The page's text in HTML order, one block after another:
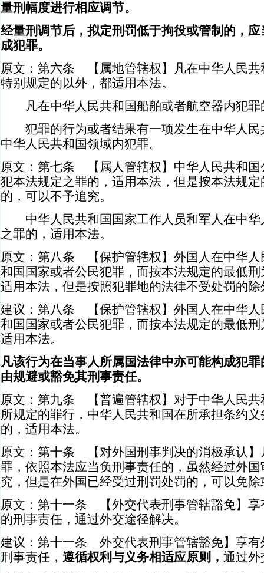
量刑幅度进行相应调节。
经量刑调节后，拟定刑罚低于拘役或管制的，
成犯罪。
原文：第六条 【属地管辖权】凡在中华人民共
特别规定的以外，都适用本法。
凡在中华人民共和国船舶或者航空器内犯罪
犯罪的行为或者结果有一项发生在中华人民
中华人民共和国领域内犯罪。
原文：第七条 【属人管辖权】中华人民共和国
犯本法规定之罪的，适用本法，但是按本法规
的，可以不予追究。
中华人民共和国国家工作人员和军人在中华
之罪的，适用本法。
原文：第八条 【保护管辖权】外国人在中华人
和国国家或者公民犯罪，而按本法规定的最低
适用本法，但是按照犯罪地的法律不受处罚的除
建议：第八条 【保护管辖权】外国人在中华人
和国国家或者公民犯罪，而按本法规定的最低
适用本法。
凡该行为在当事人所属国法律中亦可能构成犯
由规避或豁免其刑事责任。
原文：第九条 【普遍管辖权】对于中华人民共
所规定的罪行，中华人民共和国在所承担条约
的，适用本法。
原文：第十条 【对外国刑事判决的消极承认】
罪，依照本法应当负刑事责任的，虽然经过外
究，但是在外国已经受过刑罚处罚的，可以免
原文：第十一条 【外交代表刑事管辖豁免】享
的刑事责任，通过外交途径解决。
建议：第十一条 外交代表刑事管辖豁免】享有
刑事责任， 遵循权利与义务相适应原则， 通过外